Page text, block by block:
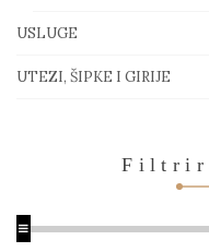
USLUGE
UTEZI, ŠIPKE I GIRIJE